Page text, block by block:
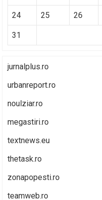
24 25 26
31
jurnalplus.ro
urbanreport.ro
noulziar.ro
megastiri.ro
textnews.eu
thetask.ro
zonapopesti.ro
teamweb.ro